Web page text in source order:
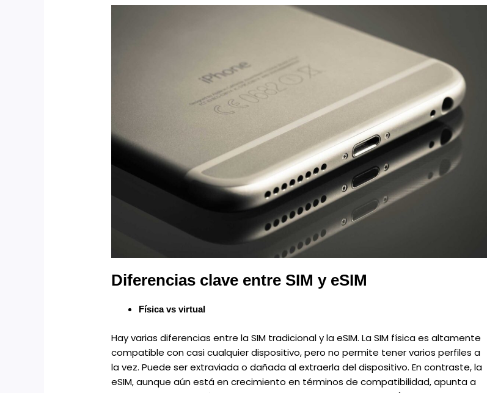
Diferencias clave entre SIM y eSIM
Física vs virtual
Hay varias diferencias entre la SIM tradicional y la eSIM. La SIM física es altamente
compatible con casi cualquier dispositivo, pero no permite tener varios perfiles a
la vez. Puede ser extraviada o dañada al extraerla del dispositivo. En contraste, la
eSIM, aunque aún está en crecimiento en términos de compatibilidad, apunta a